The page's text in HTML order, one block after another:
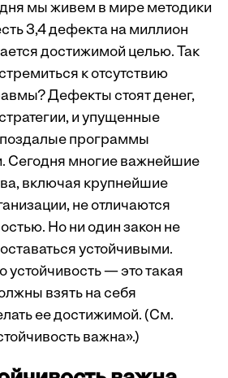
мы живем в мире методики
3,4 дефекта на миллион
достижимой целью. Так
к отсутствию
Дефекты стоят денег,
и упущенные
программы
Сегодня многие важнейшие
включая крупнейшие
не отличаются
Но ни один закон не
устойчивыми.
устойчивость — это такая
взять на себя
ее достижимой. (См.
важна».)